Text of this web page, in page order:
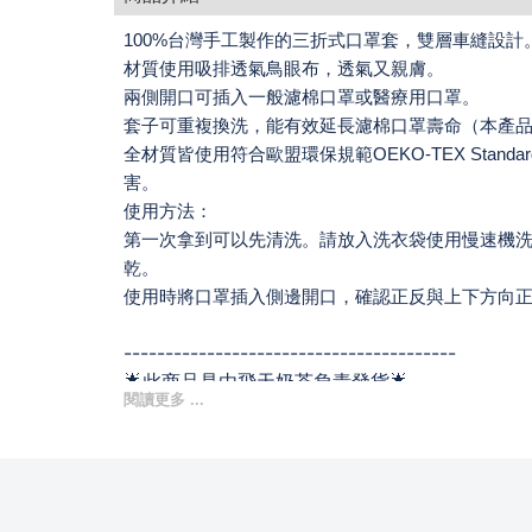
100%台灣手工製作的三折式口罩套，雙層車縫設計
材質使用吸排透氣鳥眼布，透氣又親膚。
兩側開口可插入一般濾棉口罩或醫療用口罩。
套子可重複換洗，能有效延長濾棉口罩壽命（本產
全材質皆使用符合歐盟環保規範OEKO-TEX
害。
使用方法：
第一次拿到可以先清洗。請放入洗衣袋使用慢速機
乾。
使用時將口罩插入側邊開口，確認正反與上下方向
----------------------------------------
🌟此商品是由飛天奶茶負責發貨🌟